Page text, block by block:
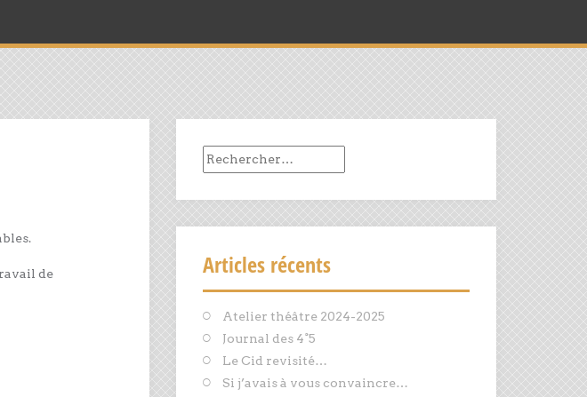
de
Rechercher :
Articles récents
Atelier théâtre 2024-2025
Journal des 4°5
Le Cid revisité…
Si j’avais à vous convaincre…